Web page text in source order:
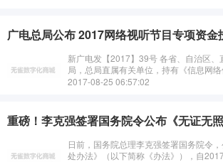
广电总局公布 2017网络视听节目专项资金
新广电发【2017】39号 各省、自治区、直辖市新闻出版广电
局，总局直属有关单位，持有《信息网络
的在京中央机构： &···
2017-08-25 06:57:02
日前，国务院总理李克强签署国务院令
处办法》（以下简称《办法》），自